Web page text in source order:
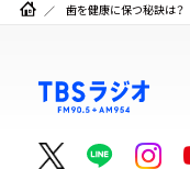
歯を健康に保つ秘訣は？